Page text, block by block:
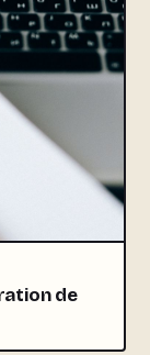
de